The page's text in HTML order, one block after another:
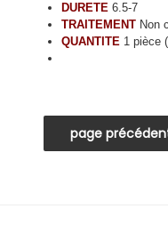
DURETE 6.5-7
TRAITEMENT Non
QUANTITE 1 pièce